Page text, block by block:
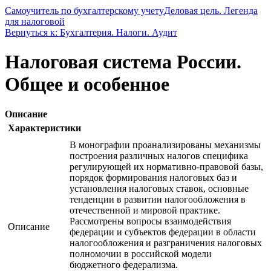
Самоучитель по бухгалтерскому учетуДеловая цель. Легенда
для налоговой
Вернуться к: Бухгалтерия. Налоги. Аудит
Налоговая система России.
Общее и особенное
Описание
Характеристики
Описание
В монографии проанализированы механизмы
построения различных налогов специфика
регулирующей их нормативно-правовой базы,
порядок формирования налоговых баз и
установления налоговых ставок, основные
тенденции в развитии налогообложения в
отечественной и мировой практике.
Рассмотрены вопросы взаимодействия
федерации и субъектов федерации в области
налогообложения и разграничения налоговых
полномочии в российской модели
бюджетного федерализма.